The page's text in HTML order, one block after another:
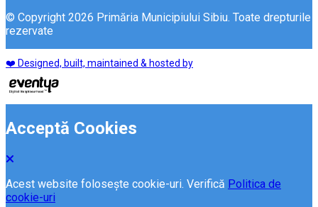
© Copyright 2026 Primăria Municipiului Sibiu. Toate drepturile
rezervate
❤️ Designed, built, maintained & hosted by
Acceptă Cookies
Acest website folosește cookie-uri. Verifică Politica de
cookie-uri